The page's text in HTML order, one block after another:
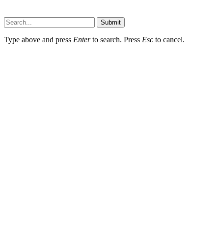
Submit
Type above and press Enterto search. Press Esc to cancel.